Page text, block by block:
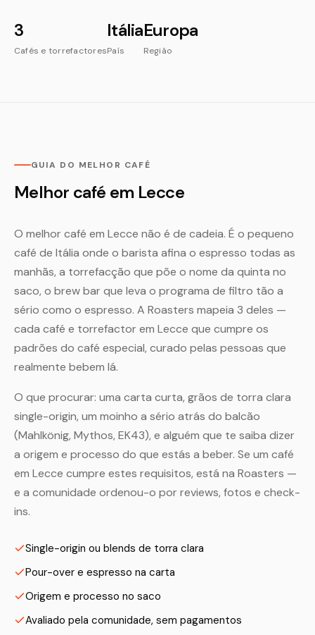
3
Cafés e torrefactores
Itália
País
Europa
Região
GUIA DO MELHOR CAFÉ
Melhor café em Lecce
O melhor café em Lecce não é de cadeia. É o pequeno
café de Itália onde o barista afina o espresso todas as
manhãs, a torrefacção que põe o nome da quinta no
saco, o brew bar que leva o programa de filtro tão a
sério como o espresso. A Roasters mapeia 3 deles —
cada café e torrefactor em Lecce que cumpre os
padrões do café especial, curado pelas pessoas que
realmente bebem lá.
O que procurar: uma carta curta, grãos de torra clara
single-origin, um moinho a sério atrás do balcão
(Mahlkönig, Mythos, EK43), e alguém que te saiba dizer
a origem e processo do que estás a beber. Se um café
em Lecce cumpre estes requisitos, está na Roasters —
e a comunidade ordenou-o por reviews, fotos e check-
ins.
Single-origin ou blends de torra clara
Pour-over e espresso na carta
Origem e processo no saco
Avaliado pela comunidade, sem pagamentos